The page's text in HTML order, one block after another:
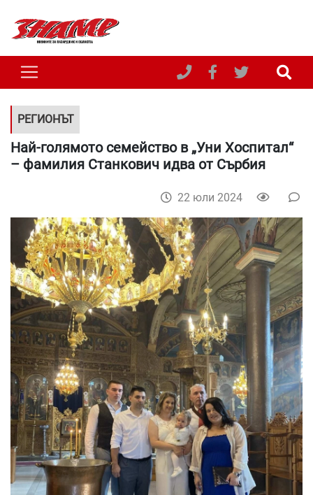
РЕГИОНЪТ
Най-голямото семейство в „Уни Хоспитал“
– фамилия Станкович идва от Сърбия
22 юли 2024